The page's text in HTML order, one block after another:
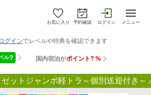
お気に入り 予約確認 ログイン メニュー
ットジャンボ軽トラ～個別送迎付き～